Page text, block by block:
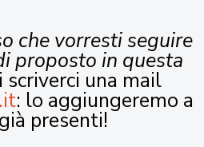
che vorresti seguire
proposto in questa
una mail
: lo aggiungeremo a
presenti!